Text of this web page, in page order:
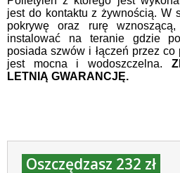
jest do kontaktu z żywnością. W
pokrywę oraz rurę
instalować na teranie gdzie
posiada szwów i łączeń przez
jest mocna i wodoszczelna.
LETNIĄ GWARANCJĘ.
Oszczędzasz 232 zł